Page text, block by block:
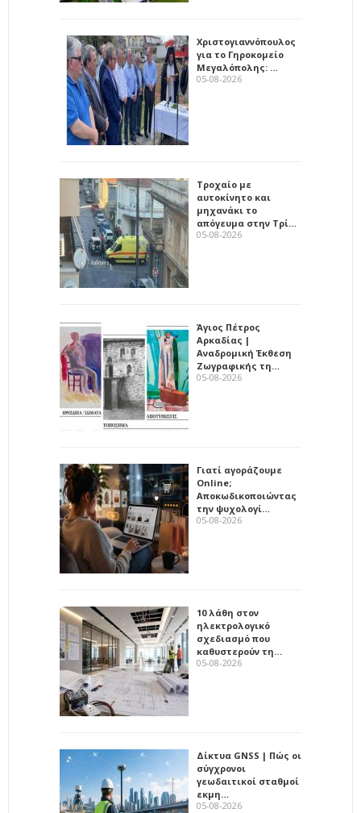
Χριστογιαννόπουλος
για το Γηροκομείο
Μεγαλόπολης: …
05-08-2026
Τροχαίο με
αυτοκίνητο και
μηχανάκι το
απόγευμα στην Τρί…
05-08-2026
Άγιος Πέτρος
Αρκαδίας |
Αναδρομική Έκθεση
Ζωγραφικής τη…
05-08-2026
Γιατί αγοράζουμε
Online;
Αποκωδικοποιώντας
την ψυχολογί…
05-08-2026
10 λάθη στον
ηλεκτρολογικό
σχεδιασμό που
καθυστερούν τη…
05-08-2026
Δίκτυα GNSS | Πώς οι
σύγχρονοι
γεωδαιτικοί σταθμοί
εκμη…
05-08-2026